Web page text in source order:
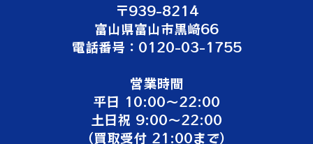
〒939-8214
富山県富山市黒崎66
電話番号：0120-03-1755
営業時間
平日 10:00～22:00
土日祝 9:00～22:00
（買取受付 21:00まで）